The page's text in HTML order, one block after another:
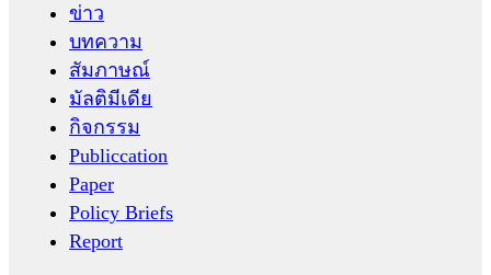
ข่าว
บทความ
สัมภาษณ์
มัลติมีเดีย
กิจกรรม
Publiccation
Paper
Policy Briefs
Report